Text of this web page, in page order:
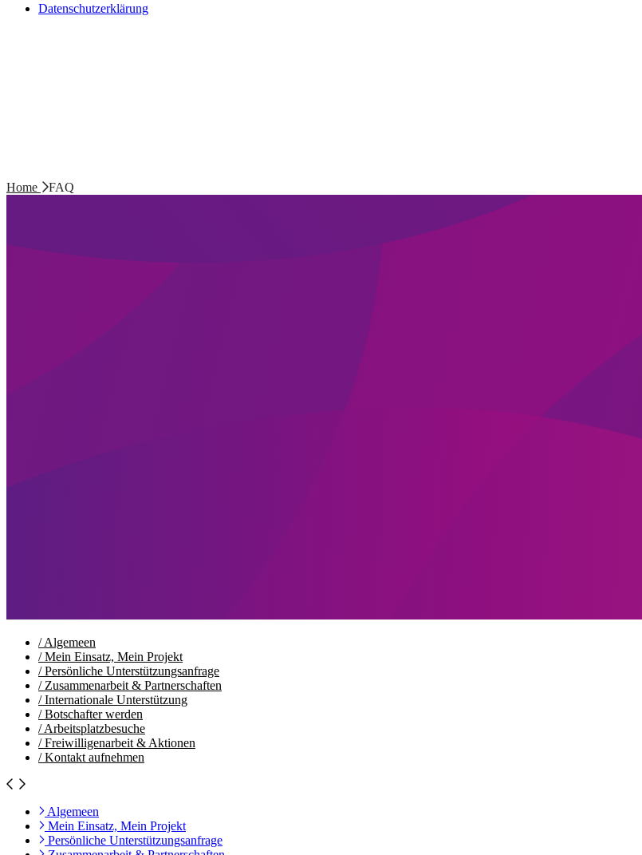
Datenschutzerklärung
Home FAQ
/Algemeen
/Mein Einsatz, Mein Projekt
/Persönliche Unterstützungsanfrage
/Zusammenarbeit & Partnerschaften
/Internationale Unterstützung
/Botschafter werden
/Arbeitsplatzbesuche
/Freiwilligenarbeit & Aktionen
/Kontakt aufnehmen
Algemeen
Mein Einsatz, Mein Projekt
Persönliche Unterstützungsanfrage